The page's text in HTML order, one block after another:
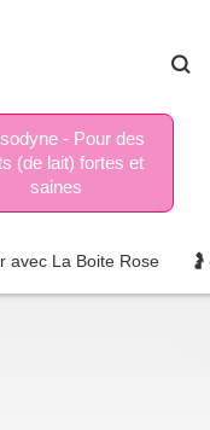
- Pour des
(de lait) fortes et
saines
avec La Boite Rose